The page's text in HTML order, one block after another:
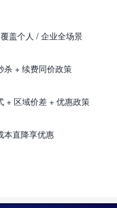
盖个人 / 企业全场景
杀 + 续费同价政策
+ 区域价差 + 优惠政策
本直降享优惠